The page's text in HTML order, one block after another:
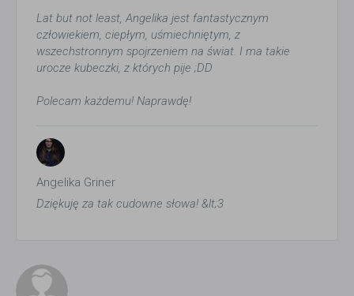
Lat but not least, Angelika jest fantastycznym
człowiekiem, ciepłym, uśmiechniętym, z
wszechstronnym spojrzeniem na świat. I ma takie
urocze kubeczki, z których pije ;DD
Polecam każdemu! Naprawdę!
Angelika Griner
Dziękuję za tak cudowne słowa! &lt;3